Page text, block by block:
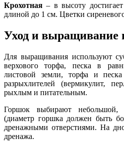
Крохотная – в высоту
длиной до 1 см. Цветки
Уход и выращивание
Для выращивания используют
верхового торфа, песка в
листовой земли, торфа и
разрыхлителей (вермикулит,
рыхлым и питательным.
Горшок выбирают
(диаметр горшка должен быть
дренажными отверстиями. На
дренажа.